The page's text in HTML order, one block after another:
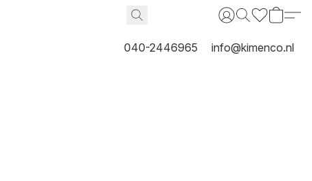
040-2446965 info@kimenco.nl